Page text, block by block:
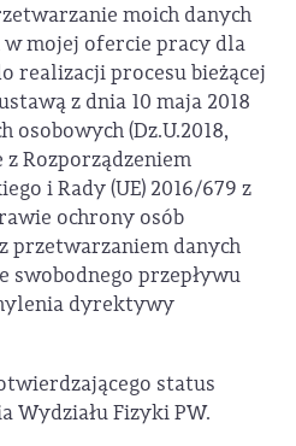
moich danych
mojej ofercie pracy dla
realizacji procesu bieżącej
z dnia 10 maja 2018
(Dz.U.2018,
z Rozporządzeniem
i Rady (UE) 2016/679 z
ochrony osób
przetwarzaniem danych
swobodnego przepływu
dyrektywy
status
Wydziału Fizyki PW.